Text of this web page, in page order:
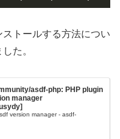
トールする方法につい
た。
asdf-php: PHP plugin
manager
version manager - asdf-